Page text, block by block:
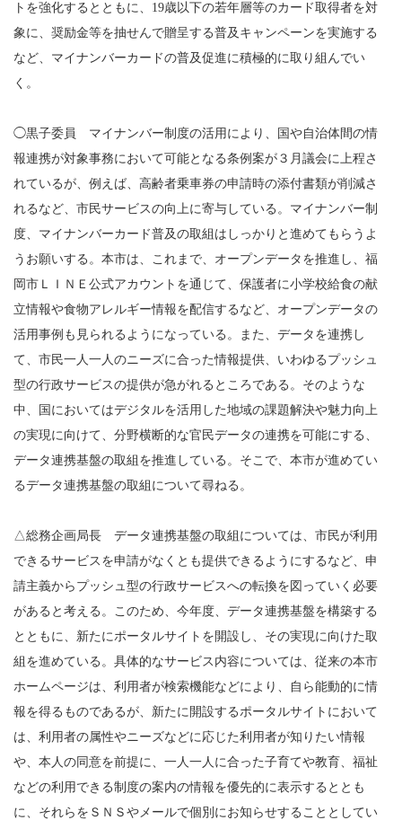
トを強化するとともに、19歳以下の若年層等のカード取得者を対
象に、奨励金等を抽せんで贈呈する普及キャンペーンを実施する
など、マイナンバーカードの普及促進に積極的に取り組んでい
く。
◯黒子委員 マイナンバー制度の活用により、国や自治体間の情
報連携が対象事務において可能となる条例案が３月議会に上程さ
れているが、例えば、高齢者乗車券の申請時の添付書類が削減さ
れるなど、市民サービスの向上に寄与している。マイナンバー制
度、マイナンバーカード普及の取組はしっかりと進めてもらうよ
うお願いする。本市は、これまで、オープンデータを推進し、福
岡市ＬＩＮＥ公式アカウントを通じて、保護者に小学校給食の献
立情報や食物アレルギー情報を配信するなど、オープンデータの
活用事例も見られるようになっている。また、データを連携し
て、市民一人一人のニーズに合った情報提供、いわゆるプッシュ
型の行政サービスの提供が急がれるところである。そのような
中、国においてはデジタルを活用した地域の課題解決や魅力向上
の実現に向けて、分野横断的な官民データの連携を可能にする、
データ連携基盤の取組を推進している。そこで、本市が進めてい
るデータ連携基盤の取組について尋ねる。
△総務企画局長 データ連携基盤の取組については、市民が利用
できるサービスを申請がなくとも提供できるようにするなど、申
請主義からプッシュ型の行政サービスへの転換を図っていく必要
があると考える。このため、今年度、データ連携基盤を構築する
とともに、新たにポータルサイトを開設し、その実現に向けた取
組を進めている。具体的なサービス内容については、従来の本市
ホームページは、利用者が検索機能などにより、自ら能動的に情
報を得るものであるが、新たに開設するポータルサイトにおいて
は、利用者の属性やニーズなどに応じた利用者が知りたい情報
や、本人の同意を前提に、一人一人に合った子育てや教育、福祉
などの利用できる制度の案内の情報を優先的に表示するととも
に、それらをＳＮＳやメールで個別にお知らせすることとしてい